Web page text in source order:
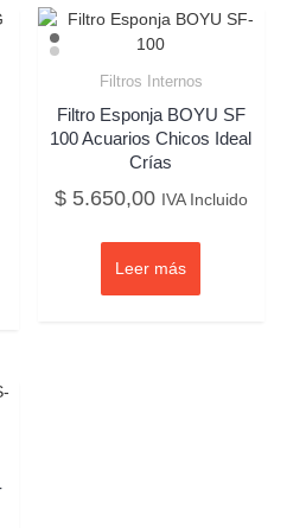
Filtros Internos
Filtro Esponja BOYU SF
100 Acuarios Chicos Ideal
Crías
$5.650,00 IVA Incluido
Leer más